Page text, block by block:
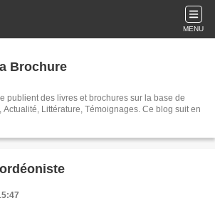
MENU
Brochure
publient des livres et brochures sur la base de
Actualité, Littérature, Témoignages. Ce blog suit en